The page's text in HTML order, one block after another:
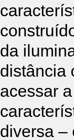
da
distância
acessar
diversa –